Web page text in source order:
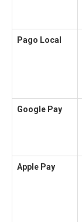
Pago Local
Google Pay
Apple Pay